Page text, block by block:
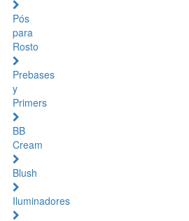
Pós
para
Rosto
Prebases
y
Primers
BB
Cream
Blush
Iluminadores